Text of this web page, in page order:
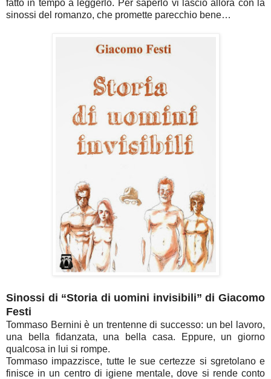
fatto in tempo a leggerlo. Per saperlo vi lascio allora con la
sinossi del romanzo, che promette parecchio bene…
Sinossi di “Storia di uomini invisibili” di Giacomo
Festi
Tommaso Bernini è un trentenne di successo: un bel lavoro,
una bella fidanzata, una bella casa. Eppure, un giorno
qualcosa in lui si rompe.
Tommaso impazzisce, tutte le sue certezze si sgretolano e
finisce in un centro di igiene mentale, dove si rende conto